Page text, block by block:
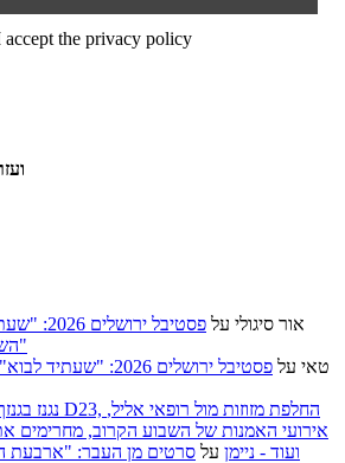
accept the privacy policy
אור סיגולי על
פסטיבל
השחור", "ארץ אבות"
טאי על
פסטיבל ירושלים 2026:
אירועי האמנות של השבוע הקרוב, מחרימים
ועוד - ניימן על סרטים מן העבר: "ארבעת